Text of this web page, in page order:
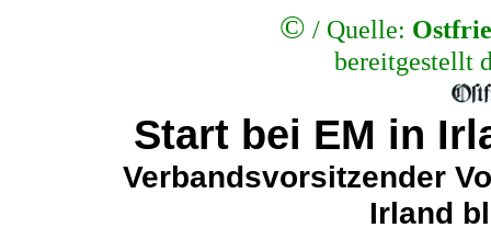
© / Quelle:
bereitgestellt
Start bei EM in
Verbandsvorsitzender
Irland